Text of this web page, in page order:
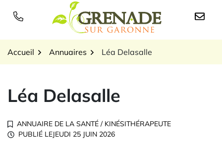
Logo Grenade sur
Accueil Annuaires Léa Delasalle
Léa Delasalle
ANNUAIRE DE LA SANTÉ / KINÉSITHÉRAPEUTE
PUBLIÉ LEJEUDI 25 JUIN 2026